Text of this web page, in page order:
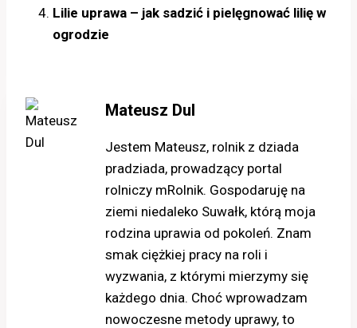
Lilie uprawa – jak sadzić i pielęgnować lilię w
ogrodzie
Mateusz Dul
Jestem Mateusz, rolnik z dziada
pradziada, prowadzący portal
rolniczy mRolnik. Gospodaruję na
ziemi niedaleko Suwałk, którą moja
rodzina uprawia od pokoleń. Znam
smak ciężkiej pracy na roli i
wyzwania, z którymi mierzymy się
każdego dnia. Choć wprowadzam
nowoczesne metody uprawy, to